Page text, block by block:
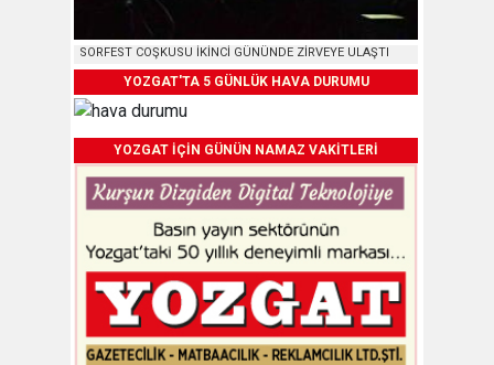
SORFEST COŞKUSU İKİNCİ GÜNÜNDE ZİRVEYE ULAŞTI
YOZGAT'TA 5 GÜNLÜK HAVA DURUMU
YOZGAT İÇİN GÜNÜN NAMAZ VAKİTLERİ